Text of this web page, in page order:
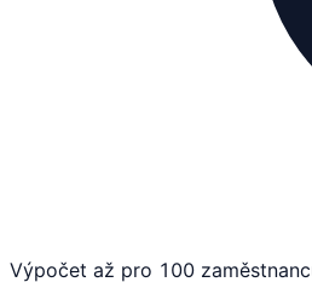
Výpočet až pro 100